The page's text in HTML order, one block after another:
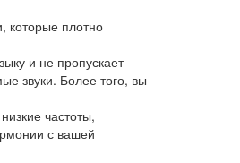
которые плотно
и не пропускает
звуки. Более того, вы
частоты,
с вашей